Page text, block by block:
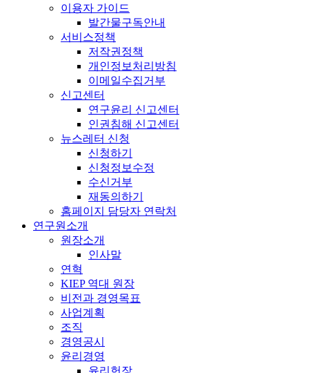
이용자 가이드
발간물구독안내
서비스정책
저작권정책
개인정보처리방침
이메일수집거부
신고센터
연구윤리 신고센터
인권침해 신고센터
뉴스레터 신청
신청하기
신청정보수정
수신거부
재동의하기
홈페이지 담당자 연락처
연구원소개
원장소개
인사말
연혁
KIEP 역대 원장
비전과 경영목표
사업계획
조직
경영공시
윤리경영
윤리헌장